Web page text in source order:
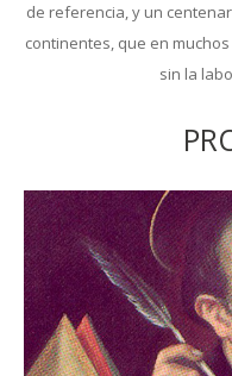
de referencia, y un
continentes, que en
sin la